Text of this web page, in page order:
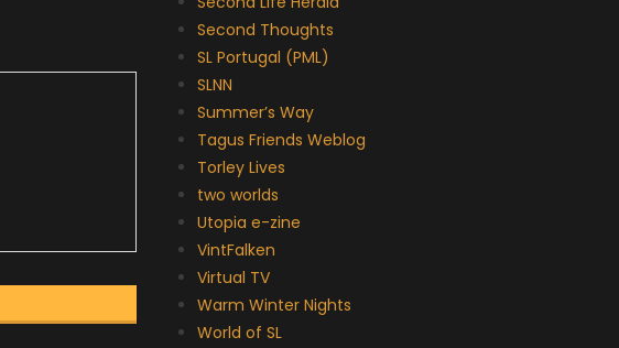
Second Thoughts
SL Portugal (PML)
SLNN
Summer’s Way
Tagus Friends Weblog
Torley Lives
two worlds
Utopia e-zine
VintFalken
Virtual TV
Warm Winter Nights
World of SL